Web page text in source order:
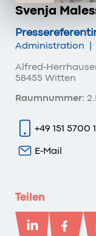
Svenja
Administration
Alfred-
58455 Witten
Raumnummer:
+49 151 5700
E-Mail
Teilen